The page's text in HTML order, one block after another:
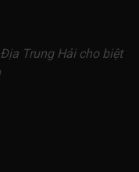
Trung Hải cho biệt